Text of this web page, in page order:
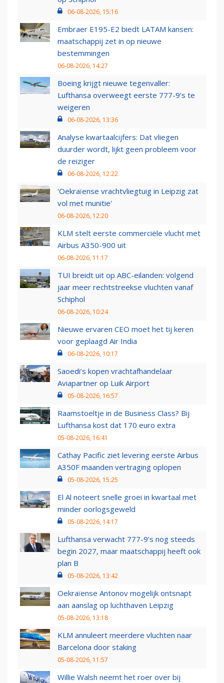
06-08-2026, 15:16
Embraer E195-E2 biedt LATAM kansen:
maatschappij zet in op nieuwe
bestemmingen
06-08-2026, 14:27
Boeing krijgt nieuwe tegenvaller:
Lufthansa overweegt eerste 777-9’s te
weigeren
06-08-2026, 13:36
Analyse kwartaalcijfers: Dat vliegen
duurder wordt, lijkt geen probleem voor
de reiziger
06-08-2026, 12:22
'Oekraïense vrachtvliegtuig in Leipzig zat
vol met munitie'
06-08-2026, 12:20
KLM stelt eerste commerciële vlucht met
Airbus A350-900 uit
06-08-2026, 11:17
TUI breidt uit op ABC-eilanden: volgend
jaar meer rechtstreekse vluchten vanaf
Schiphol
06-08-2026, 10:24
Nieuwe ervaren CEO moet het tij keren
voor geplaagd Air India
06-08-2026, 10:17
Saoedi’s kopen vrachtafhandelaar
Aviapartner op Luik Airport
05-08-2026, 16:57
Raamstoeltje in de Business Class? Bij
Lufthansa kost dat 170 euro extra
05-08-2026, 16:41
Cathay Pacific ziet levering eerste Airbus
A350F maanden vertraging oplopen
05-08-2026, 15:25
El Al noteert snelle groei in kwartaal met
minder oorlogsgeweld
05-08-2026, 14:17
Lufthansa verwacht 777-9’s nog steeds
begin 2027, maar maatschappij heeft ook
plan B
05-08-2026, 13:42
Oekraïense Antonov mogelijk ontsnapt
aan aanslag op luchthaven Leipzig
05-08-2026, 13:18
KLM annuleert meerdere vluchten naar
Barcelona door staking
05-08-2026, 11:57
Willie Walsh neemt het roer over bij